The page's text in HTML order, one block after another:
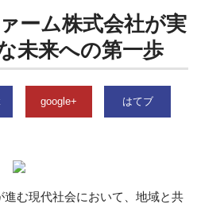
ーム株式会社が実
未来への第一歩
google+ はてブ
む現代社会において、地域と共